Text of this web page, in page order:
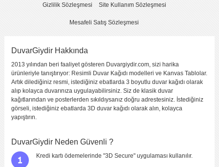
Gizlilik Sözleşmesi Site Kullanım Sözleşmesi
Mesafeli Satış Sözleşmesi
DuvarGiydir Hakkında
2013 yılından beri faaliyet gösteren Duvargiydir.com, sizi harika
ürünleriyle tanıştırıyor: Resimli Duvar Kağıdı modelleri ve Kanvas Tablolar.
Artık dilediğiniz resmi, istediğiniz ebatlarda 3 boyutlu duvar kağıdı olarak
alıp kolayca duvarınıza uygulayabilirsiniz. Siz de klasik duvar
kağıtlarından ve posterlerden sıkıldıysanız doğru adrestesiniz. İstediğiniz
görseli, istediğiniz ebatlarda 3D duvar kağıdı olarak alın, kolayca
yapıştırın.
DuvarGiydir Neden Güvenli ?
Kredi kartı ödemelerinde "3D Secure" uygulaması kullanılır.